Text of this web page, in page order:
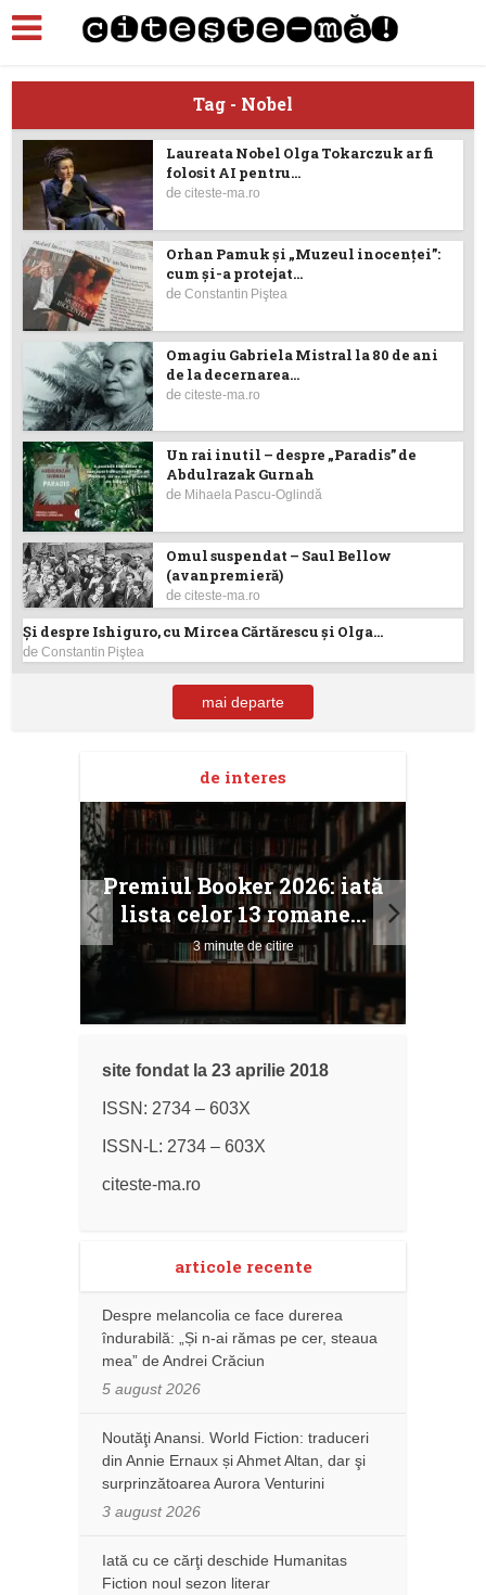
Tag - Nobel
Laureata Nobel Olga Tokarczuk ar fi
folosit AI pentru...
deciteste-ma.ro
Orhan Pamuk și „Muzeul inocenței”:
cum și-a protejat...
deConstantin Piştea
Omagiu Gabriela Mistral la 80 de ani
de la decernarea...
deciteste-ma.ro
Un rai inutil – despre „Paradis” de
Abdulrazak Gurnah
de Mihaela Pascu-Oglindă
Omul suspendat – Saul Bellow
(avanpremieră)
deciteste-ma.ro
Și despre Ishiguro, cu Mircea Cărtărescu și Olga...
deConstantin Piştea
mai departe
de interes
Premiul Booker 2026: iată
lista celor 13 romane...
3 minute de citire
site fondat la 23 aprilie 2018
ISSN: 2734 – 603X
ISSN-L: 2734 – 603X
citeste-ma.ro
articole recente
Despre melancolia ce face durerea
îndurabilă: „Și n-ai rămas pe cer, steaua
mea” de Andrei Crăciun
5 august 2026
Noutăţi Anansi. World Fiction: traduceri
din Annie Ernaux și Ahmet Altan, dar şi
surprinzătoarea Aurora Venturini
3 august 2026
Iată cu ce cărţi deschide Humanitas
Fiction noul sezon literar